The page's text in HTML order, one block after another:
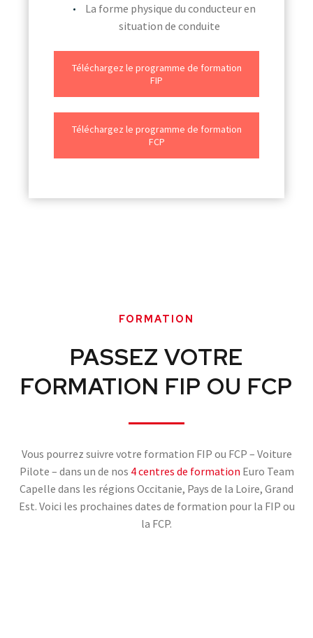
La forme physique du conducteur en
situation de conduite
Téléchargez le programme de formation
FIP
Téléchargez le programme de formation
FCP
FORMATION
PASSEZ VOTRE
FORMATION FIP OU FCP
Vous pourrez suivre votre formation FIP ou FCP – Voiture
Pilote – dans un de nos 4 centres de formation Euro Team
Capelle dans les régions Occitanie, Pays de la Loire, Grand
Est. Voici les prochaines dates de formation pour la FIP ou
la FCP.